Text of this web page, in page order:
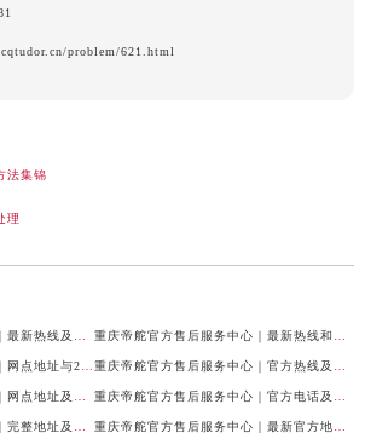
problem/621.html
法集锦
理